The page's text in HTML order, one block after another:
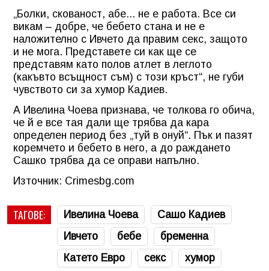
„Болки, скованост, абе... не е работа. Все си
викам – добре, че бебето стана и не е
наложително с Ивчето да правим секс, защото
и не мога. Представете си как ще се
представям като полов атлет в леглото
(какъвто всъщност съм) с този кръст“, не губи
чувството си за хумор Кадиев.
А Ивелина Чоева признава, че толкова го обича,
че й е все тая дали ще трябва да кара
определен период без „туй в онуй“. Пък и пазят
коремчето и бебето в него, а до раждането
Сашко трябва да се оправи напълно.
Източник: Crimesbg.com
ТАГОВЕ: Ивелина Чоева
Сашо Кадиев
Ивчето
бебе
бременна
Катето Евро
секс хумор